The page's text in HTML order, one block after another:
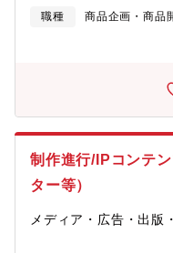
えた「IP×販促（SP）
関わります。企画コンセ
通貫で担い、周囲と連携
力です。【業務内容】IP
な業務】■IP（アニメ・キ
や制作会社とのやり取り
■営業と連携したクライア
【扱うアイテム】具体的
職種
商品企画・商品
制作進行/IPコンテ
ター等）
メディア・広告・出版